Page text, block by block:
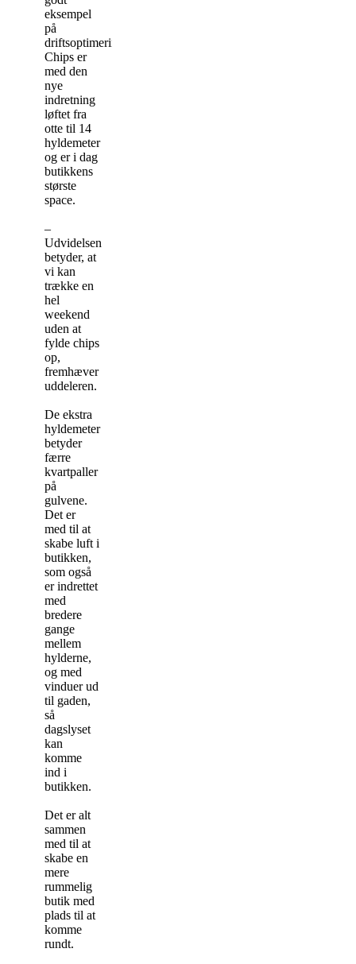
eksempel
på
driftsoptimering.
Chips er
med den
nye
indretning
løftet fra
otte til 14
hyldemeter
og er i dag
butikkens
største
space.
–
Udvidelsen
betyder, at
vi kan
trække en
hel
weekend
uden at
fylde chips
op,
fremhæver
uddeleren.
De ekstra
hyldemeter
betyder
færre
kvartpaller
på
gulvene.
Det er
med til at
skabe luft i
butikken,
som også
er indrettet
med
bredere
gange
mellem
hylderne,
og med
vinduer ud
til gaden,
så
dagslyset
kan
komme
ind i
butikken.
Det er alt
sammen
med til at
skabe en
mere
rummelig
butik med
plads til at
komme
rundt.